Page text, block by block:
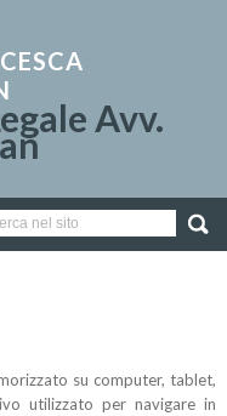
Avv.
su computer, tablet,
utilizzato per navigare in